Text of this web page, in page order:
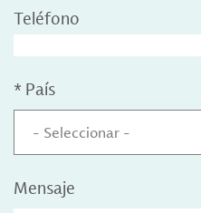
Teléfono
* País
- Seleccionar -
Mensaje